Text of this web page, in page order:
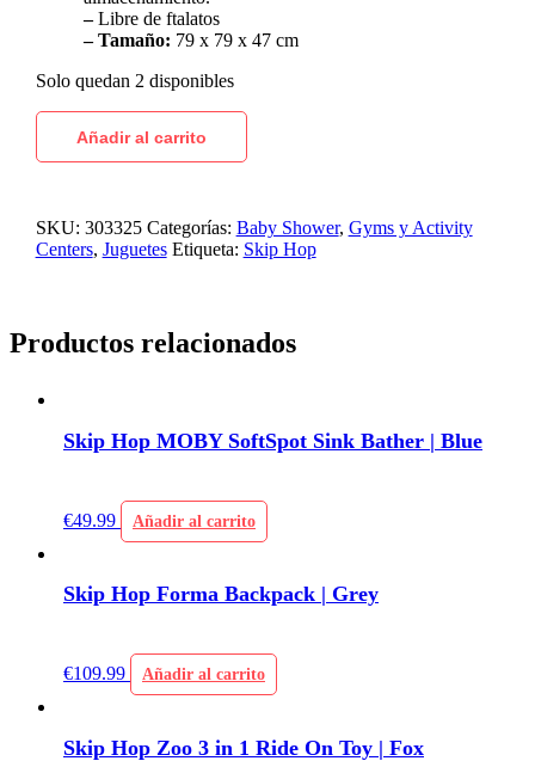
–Libre de ftalatos
– Tamaño: 79 x 79 x 47 cm
Solo quedan 2 disponibles
Añadir al carrito
SKU: 303325 Categorías: Baby Shower, Gyms y Activity
Centers, Juguetes Etiqueta: Skip Hop
Productos relacionados
Skip Hop MOBY SoftSpot Sink Bather | Blue
€49.99 Añadir al carrito
Skip Hop Forma Backpack | Grey
€109.99 Añadir al carrito
Skip Hop Zoo 3 in 1 Ride On Toy | Fox